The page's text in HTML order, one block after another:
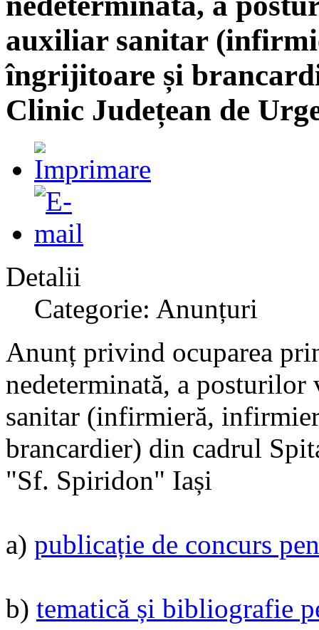
auxiliar sanitar
îngrijitoare și
Clinic Județean de
Detalii
Categorie: Anunțuri
Anunț privind ocuparea
nedeterminată, a posturilor
sanitar (infirmieră,
brancardier) din cadrul
"Sf. Spiridon" Iași
a) publicație de concurs
b) tematică și bibliografie